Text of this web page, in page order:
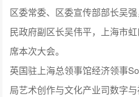
区委常委、区委宣传部部长吴
民政府副区长吴伟平，上海市
席本次大会。
英国驻上海总领事馆经济领事
局艺术创作与文化产业司数字